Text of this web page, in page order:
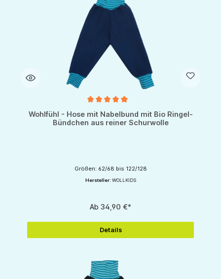
Wohlfühl - Hose mit Nabelbund mit Bio Ringel-
Bündchen aus reiner Schurwolle
Größen: 62/68 bis 122/128
Hersteller: WOLLKIDS
Ab 34,90 €*
Details